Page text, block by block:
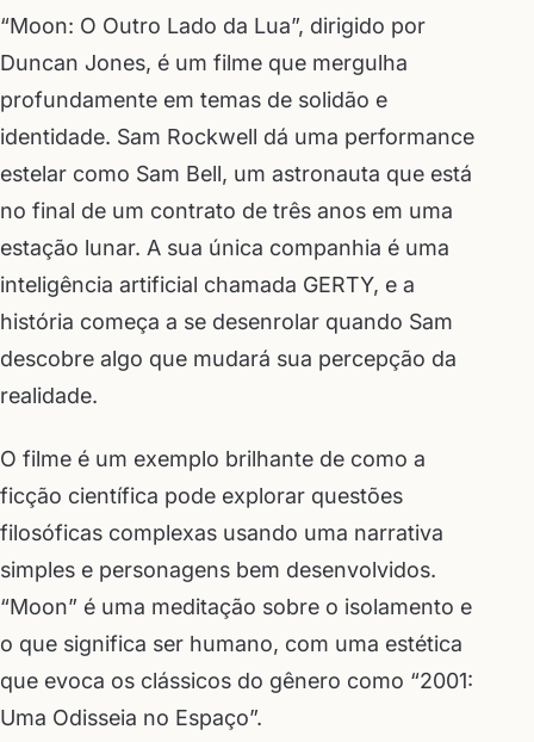
“Moon: O Outro Lado da Lua”, dirigido por
Duncan Jones, é um filme que mergulha
profundamente em temas de solidão e
identidade. Sam Rockwell dá uma performance
estelar como Sam Bell, um astronauta que está
no final de um contrato de três anos em uma
estação lunar. A sua única companhia é uma
inteligência artificial chamada GERTY, e a
história começa a se desenrolar quando Sam
descobre algo que mudará sua percepção da
realidade.
O filme é um exemplo brilhante de como a
ficção científica pode explorar questões
filosóficas complexas usando uma narrativa
simples e personagens bem desenvolvidos.
“Moon” é uma meditação sobre o isolamento e
o que significa ser humano, com uma estética
que evoca os clássicos do gênero como “2001:
Uma Odisseia no Espaço”.